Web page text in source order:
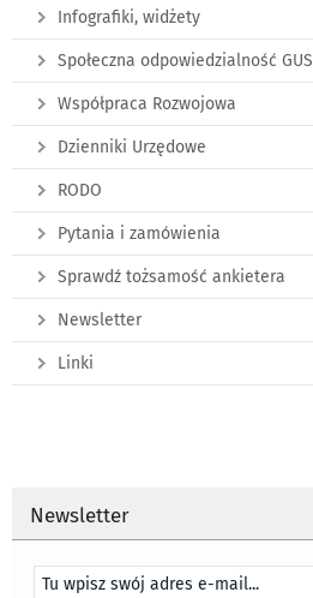
Infografiki, widżety
Społeczna odpowiedzialność GUS
Współpraca Rozwojowa
Dzienniki Urzędowe
RODO
Pytania i zamówienia
Sprawdź tożsamość ankietera
Newsletter
Linki
Newsletter